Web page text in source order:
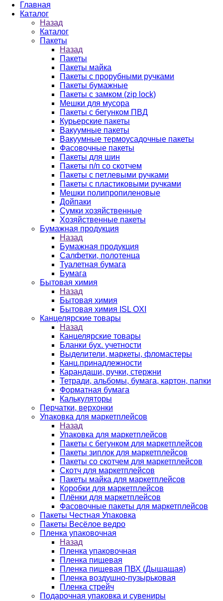
Главная
Каталог
Назад
Каталог
Пакеты
Назад
Пакеты
Пакеты майка
Пакеты с прорубными ручками
Пакеты бумажные
Пакеты с замком (zip lock)
Мешки для мусора
Пакеты с бегунком ПВД
Курьерские пакеты
Вакуумные пакеты
Вакуумные термоусадочные пакеты
Фасовочные пакеты
Пакеты для шин
Пакеты п/п со скотчем
Пакеты с петлевыми ручками
Пакеты с пластиковыми ручками
Мешки полипропиленовые
Дойпаки
Сумки хозяйственные
Хозяйственные пакеты
Бумажная продукция
Назад
Бумажная продукция
Салфетки, полотенца
Туалетная бумага
Бумага
Бытовая химия
Назад
Бытовая химия
Бытовая химия ISL OXI
Канцелярские товары
Назад
Канцелярские товары
Бланки бух. учетности
Выделители, маркеты, фломастеры
Канц.принадлежности
Карандаши, ручки, стержни
Тетради, альбомы, бумага, картон, папки
Форматная бумага
Калькуляторы
Перчатки, верхонки
Упаковка для маркетплейсов
Назад
Упаковка для маркетплейсов
Пакеты с бегунком для маркетплейсов
Пакеты зиплок для маркетплейсов
Пакеты со скотчем для маркетплейсов
Скотч для маркетплейсов
Пакеты майка для маркетплейсов
Коробки для маркетплейсов
Плёнки для маркетплейсов
Фасовочные пакеты для маркетплейсов
Пакеты Честная Упаковка
Пакеты Весёлое ведро
Пленка упаковочная
Назад
Пленка упаковочная
Пленка пищевая
Пленка пищевая ПВХ (Дышащая)
Пленка воздушно-пузырьковая
Пленка стрейч
Подарочная упаковка и сувениры